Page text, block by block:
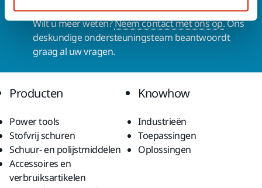
Contact us
Wilt u meer weten?Neem contact met ons op.Ons
deskundige ondersteuningsteam beantwoordt
graag al uw vragen.
Producten
Power tools
Stofvrij schuren
Schuur- en polijstmiddelen
Accessoires en
verbruiksartikelen
Knowhow
Industrieën
Toepassingen
Oplossingen